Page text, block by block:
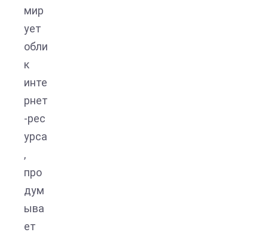
мир
ует
обли
к
инте
рнет
-рес
урса
,
про
дум
ыва
ет